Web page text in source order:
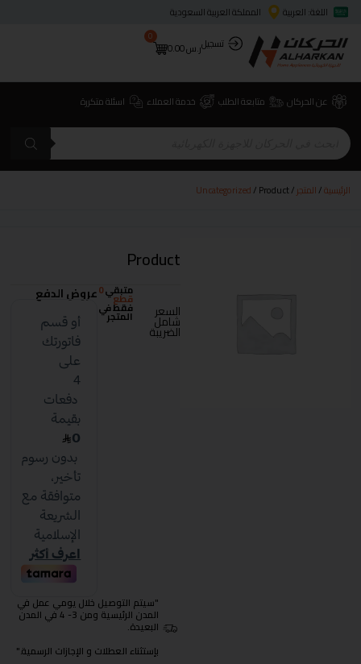
اللغة: العربية
المملكة العربية السعودية
تسجيلر.س0.00
0
عن الحركان متابعة الطلب خدمة العملاء اسئلة متكررة
الرئيسية/المتجر/
Uncategorized/ Product
Product
السعر
شامل
الضريبة
متبقي0
قطع
فقط في
المتجر
عروض الدفع
"سيتم التوصيل خلال يومي عمل في
المدن الرئيسية ومن 3- 4 في المدن
البعيدة.
بإستثناء العطلات و الإجازات الرسمية."